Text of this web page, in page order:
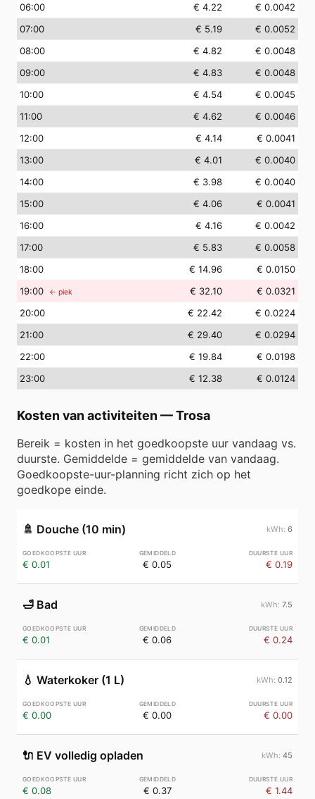
06:00 € 4.22
€ 0.0042
07:00 € 5.19
€ 0.0052
08:00 € 4.82
€ 0.0048
09:00 € 4.83
€ 0.0048
10:00 € 4.54
€ 0.0045
11:00 € 4.62
€ 0.0046
12:00 € 4.14
€ 0.0041
13:00 € 4.01
€ 0.0040
14:00 € 3.98
€ 0.0040
15:00 € 4.06
€ 0.0041
16:00 € 4.16
€ 0.0042
17:00 € 5.83
€ 0.0058
18:00 € 14.96
€ 0.0150
19:00 ← piek € 32.10
€ 0.0321
20:00 € 22.42
€ 0.0224
21:00 € 29.40
€ 0.0294
22:00 € 19.84
€ 0.0198
23:00 € 12.38 € 0.0124
Kosten van activiteiten —Trosa
Bereik = kosten in het goedkoopste uur vandaag vs.
duurste. Gemiddelde = gemiddelde van vandaag.
Goedkoopste-uur-planning richt zich op het
goedkope einde.
🚿 Douche (10 min) 6
€ 0.01 € 0.05 € 0.19
🛁 Bad 7.5
€ 0.01 € 0.06 € 0.24
💧 Waterkoker (1 L) 0.12
€ 0.00 € 0.00 € 0.00
🔌 EV volledig opladen 45
€ 0.08 € 0.37 € 1.44